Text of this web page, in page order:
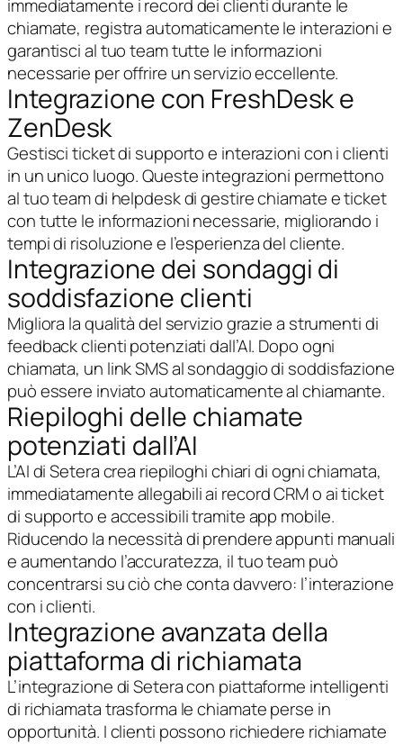
immediatamente i record dei clienti durante le
chiamate, registra automaticamente le interazioni e
garantisci al tuo team tutte le informazioni
necessarie per offrire un servizio eccellente.
Integrazione con FreshDesk e
ZenDesk
Gestisci ticket di supporto e interazioni con i clienti
in un unico luogo. Queste integrazioni permettono
al tuo team di helpdesk di gestire chiamate e ticket
con tutte le informazioni necessarie, migliorando i
tempi di risoluzione e l’esperienza del cliente.
Integrazione dei sondaggi di
soddisfazione clienti
Migliora la qualità del servizio grazie a strumenti di
feedback clienti potenziati dall’AI. Dopo ogni
chiamata, un link SMS al sondaggio di soddisfazione
può essere inviato automaticamente al chiamante.
Riepiloghi delle chiamate
potenziati dall’AI
L’AI di Setera crea riepiloghi chiari di ogni chiamata,
immediatamente allegabili ai record CRM o ai ticket
di supporto e accessibili tramite app mobile.
Riducendo la necessità di prendere appunti manuali
e aumentando l’accuratezza, il tuo team può
concentrarsi su ciò che conta davvero: l’interazione
con i clienti.
Integrazione avanzata della
piattaforma di richiamata
L’integrazione di Setera con piattaforme intelligenti
di richiamata trasforma le chiamate perse in
opportunità. I clienti possono richiedere richiamate